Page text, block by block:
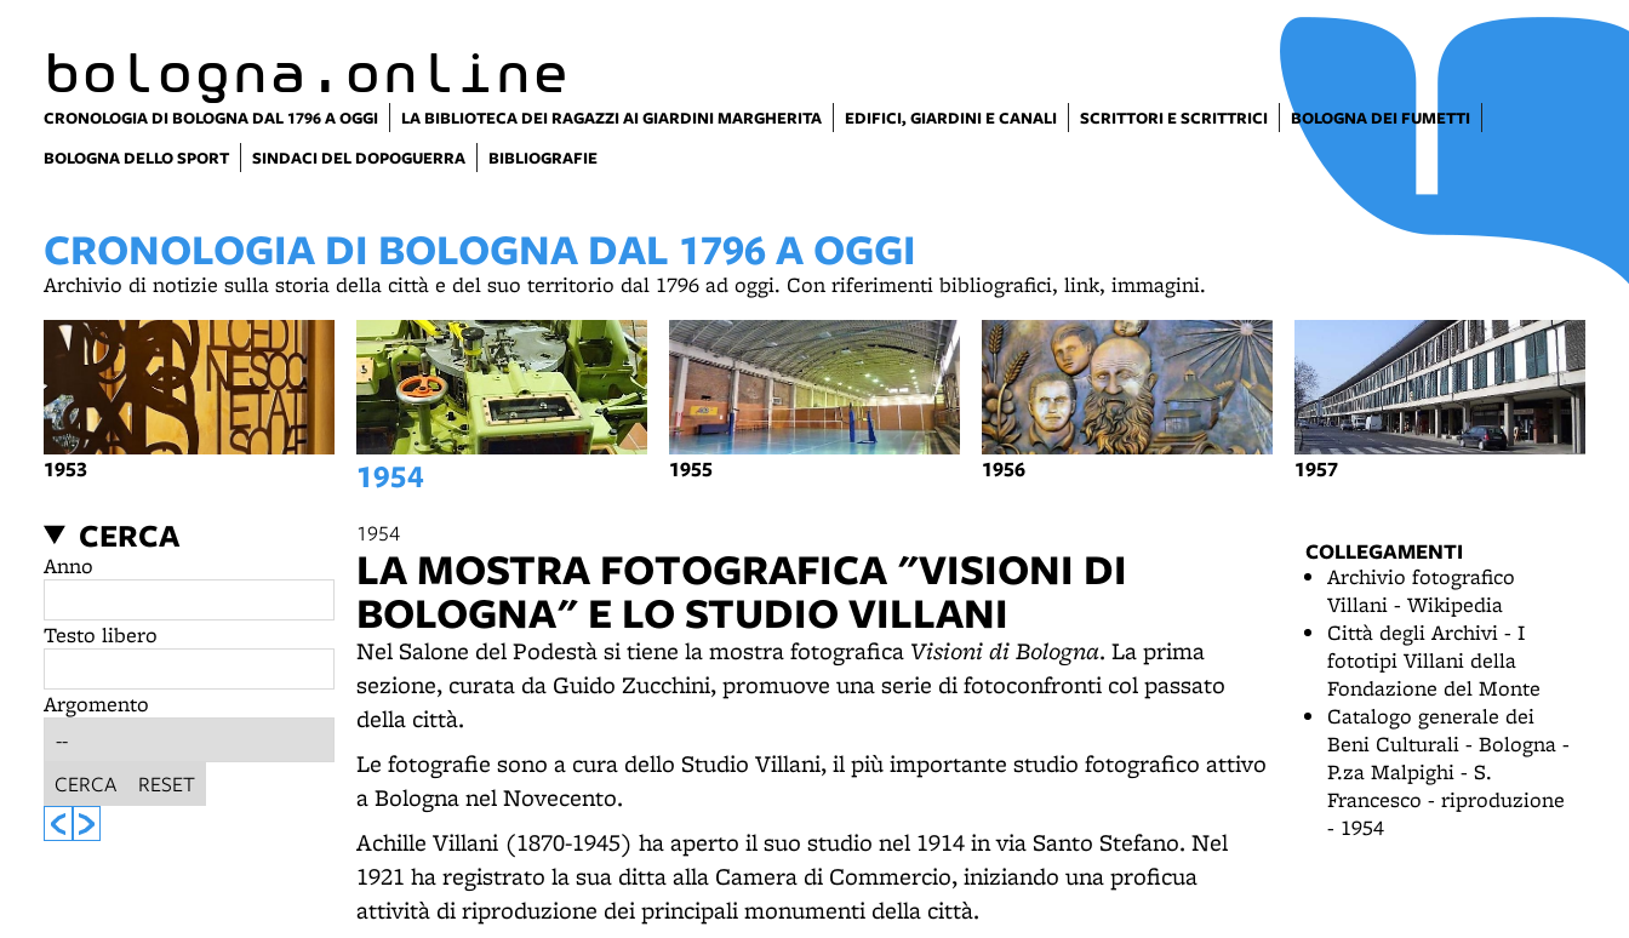
bologna.online
CRONOLOGIA DI BOLOGNA DAL 1796 A OGGI LA BIBLIOTECA DEI RAGAZZI AI GIARDINI MARGHERITA EDIFICI, GIARDINI E CANALI SCRITTORI E SCRITTRICI
BOLOGNA DEI FUMETTI
BOLOGNA DELLO SPORT
SINDACI DEL DOPOGUERRA BIBLIOGRAFIE
CRONOLOGIA DI BOLOGNA DAL 1796 A OGGI
Archivio di notizie sulla storia della città e del suo territorio dal 1796 ad oggi. Con riferimenti bibliografici, link, immagini.
1953 1954 1955 1956 1957
CERCA
Anno
Testo libero
Argomento
CERCA RESET
1954
LA MOSTRA FOTOGRAFICA "VISIONI DI
BOLOGNA" E LO STUDIO VILLANI
Nel Salone del Podestà si tiene la mostra fotografica Visioni di Bologna. La prima
sezione, curata da Guido Zucchini, promuove una serie di fotoconfronti col passato
della città.
Le fotografie sono a cura dello Studio Villani, il più importante studio fotografico attivo
a Bologna nel Novecento.
Achille Villani (1870-1945) ha aperto il suo studio nel 1914 in via Santo Stefano. Nel
1921 ha registrato la sua ditta alla Camera di Commercio, iniziando una proficua
attività di riproduzione dei principali monumenti della città.
COLLEGAMENTI
Archivio fotografico
Villani - Wikipedia
Città degli Archivi - I
fototipi Villani della
Fondazione del Monte
Catalogo generale dei
Beni Culturali - Bologna -
P.za Malpighi - S.
Francesco - riproduzione
- 1954